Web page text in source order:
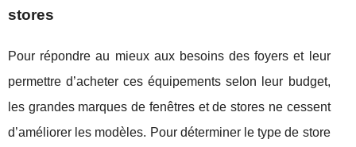
stores
Pour répondre au mieux aux besoins des foyers et leur
permettre d’acheter ces équipements selon leur budget,
les grandes marques de fenêtres et de stores ne cessent
d’améliorer les modèles. Pour déterminer le type de store